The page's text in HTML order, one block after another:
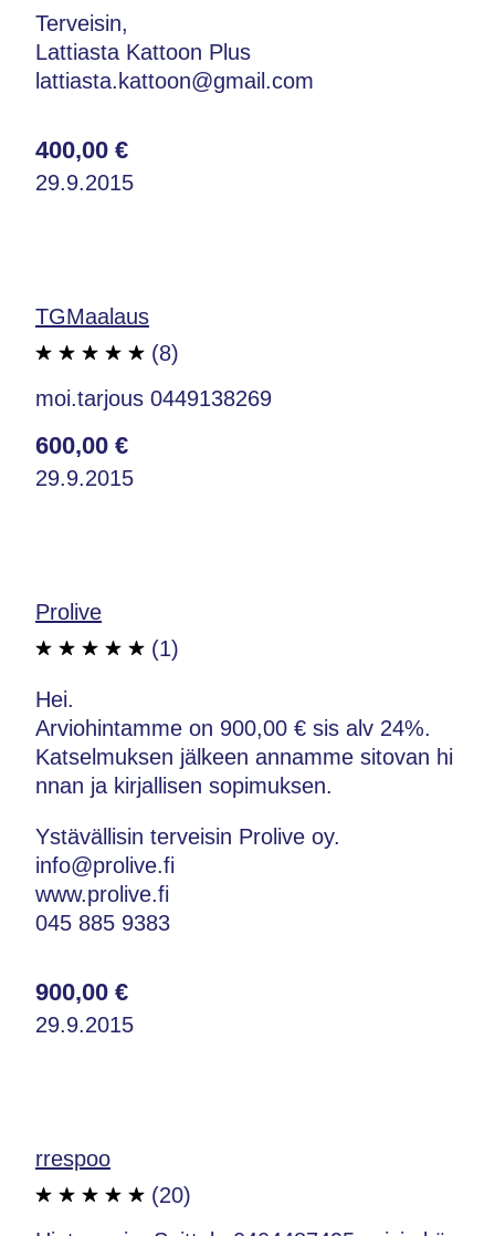
Terveisin,
Lattiasta Kattoon Plus
lattiasta.kattoon@gmail.com
400,00 €
29.9.2015
TGMaalaus
(8)
moi.tarjous 0449138269
600,00 €
29.9.2015
Prolive
(1)
Hei.
Arviohintamme on 900,00 € sis alv 24%.
Katselmuksen jälkeen annamme sitovan hi
nnan ja kirjallisen sopimuksen.
Ystävällisin terveisin Prolive oy.
info@prolive.fi
www.prolive.fi
045 885 9383
900,00 €
29.9.2015
rrespoo
(20)